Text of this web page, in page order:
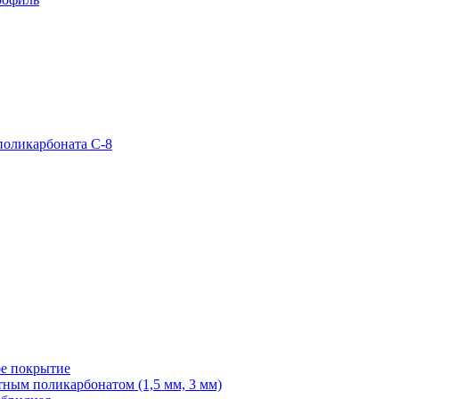
С-8
покрытие
поликарбонатом (1,5 мм, 3 мм)